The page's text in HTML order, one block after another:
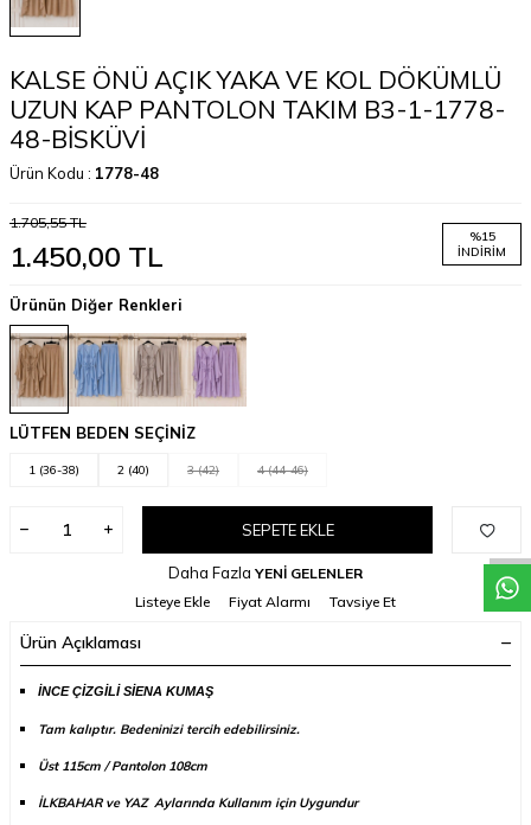
WhatappDesteHatt
KALSE ÖNÜ AÇIK YAKA VE KOL DÖKÜMLÜ
UZUN KAP PANTOLON TAKIM B3-1-1778-
48-BİSKÜVİ
Ürün Kodu : 1778-48
1.705,55TL
1.450,00 TL
%15
İNDIRIM
Ürünün Diğer Renkleri
LÜTFEN BEDEN SEÇİNİZ
1 (36-38) 2 (40) 3 (42) 4 (44-46)
SEPETE EKLE
Daha Fazla YENİ GELENLER
Listeye Ekle
Fiyat Alarmı Tavsiye Et
Ürün Açıklaması
İNCE ÇİZGİLİ SİENA KUMAŞ
Tam kalıptır. Bedeninizi tercih edebilirsiniz.
Üst 115cm / Pantolon 108cm
İLKBAHAR ve YAZ Aylarında Kullanım için Uygundur